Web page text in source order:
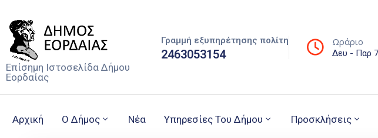
Επίσημη Ιστοσελίδα Δήμου
Εορδαίας
Γραμμή εξυπηρέτησης πολίτη
2463053154
Ωράριο
Δευ - Παρ
Αρχική Ο Δήμος Νέα Υπηρεσίες Του Δήμου Προσκλήσεις